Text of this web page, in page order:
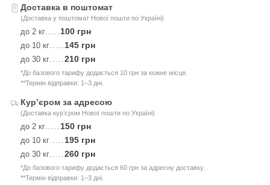
Доставка в поштомат
(Доставка у поштомат Нової пошти по Україні)
до 2 кг 100 грн
до 10 кг 145 грн
до 30 кг 210 грн
*До базового тарифу додається 10 грн за кожне місце.
**Термін відправки: 1–3 дні.
Курʼєром за адресою
(Доставка курʼєром Нової пошти по Україні)
до 2 кг 150 грн
до 10 кг 195 грн
до 30 кг 260 грн
*До базового тарифу додається 60 грн за адресну доставку.
**Термін відправки: 1–3 дні.